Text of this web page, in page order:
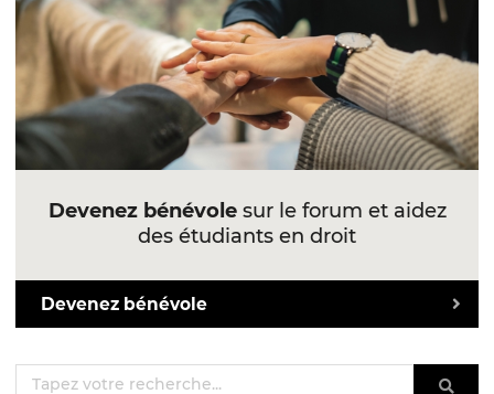
Devenez bénévolesur le forum et aidez
des étudiants en droit
Devenez bénévole